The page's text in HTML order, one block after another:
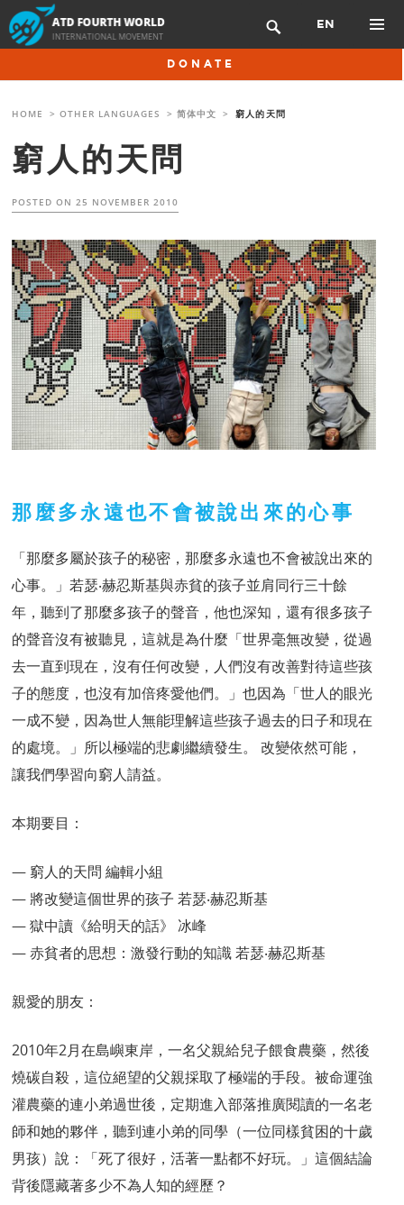
Skip
to
content
 EN
DONATE
HOME >OTHER LANGUAGES >简体中文 > 窮人的天問
窮人的天問
POSTED ON25 NOVEMBER 2010
那麼多永遠也不會被說出來的心事
「那麼多屬於孩子的秘密，那麼多永遠也不會被說出來的
心事。」若瑟‧赫忍斯基與赤貧的孩子並肩同行三十餘
年，聽到了那麼多孩子的聲音，他也深知，還有很多孩子
的聲音沒有被聽見，這就是為什麼「世界毫無改變，從過
去一直到現在，沒有任何改變，人們沒有改善對待這些孩
子的態度，也沒有加倍疼愛他們。」也因為「世人的眼光
一成不變，因為世人無能理解這些孩子過去的日子和現在
的處境。」所以極端的悲劇繼續發生。 改變依然可能，
讓我們學習向窮人請益。
本期要目：
— 窮人的天問 編輯小組
— 將改變這個世界的孩子 若瑟‧赫忍斯基
— 獄中讀《給明天的話》 冰峰
— 赤貧者的思想：激發行動的知識 若瑟‧赫忍斯基
親愛的朋友：
2010年2月在島嶼東岸，一名父親給兒子餵食農藥，然後
燒碳自殺，這位絕望的父親採取了極端的手段。被命運強
灌農藥的連小弟過世後，定期進入部落推廣閱讀的一名老
師和她的夥伴，聽到連小弟的同學（一位同樣貧困的十歲
男孩）說：「死了很好，活著一點都不好玩。」這個結論
背後隱藏著多少不為人知的經歷？